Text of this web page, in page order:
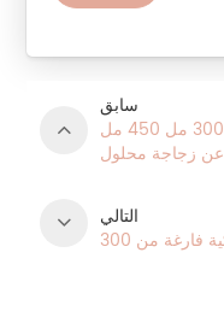
سابق
بالجملة 300 مل 450 مل HDPE البلاستيك رذاذ الاستغناء
عن زجاجة محلول
التالي